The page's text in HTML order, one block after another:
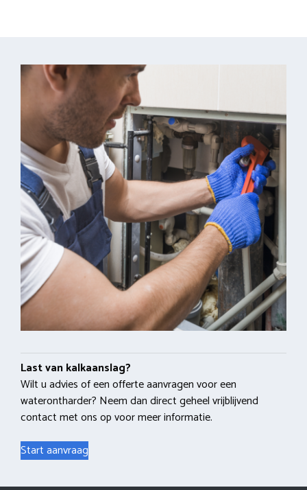
Last van kalkaanslag?
Wilt u advies of een offerte aanvragen voor een
waterontharder? Neem dan direct geheel vrijblijvend
contact met ons op voor meer informatie.
Start aanvraag